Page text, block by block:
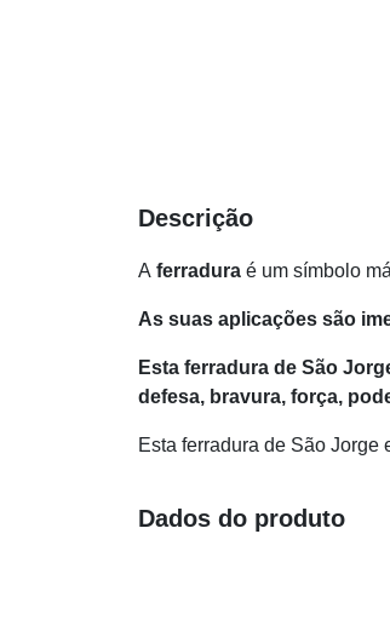
Descrição
A ferradura é um símbolo
As suas aplicações são
Esta ferradura de São
defesa, bravura, força,
Esta ferradura de São Jorge
Dados do produto